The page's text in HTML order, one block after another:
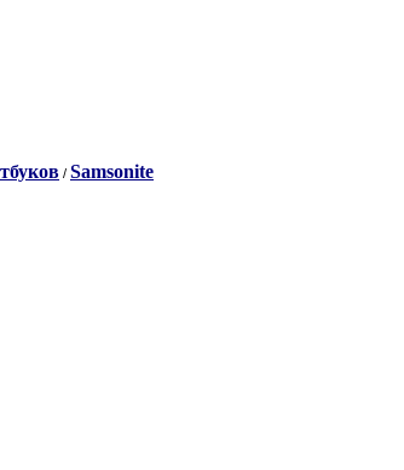
/ Samsonite